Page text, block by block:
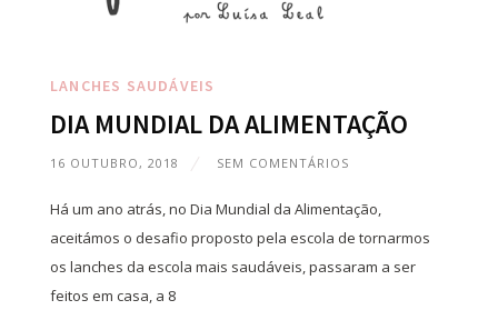
LANCHES SAUDÁVEIS
DIA MUNDIAL DA ALIMENTAÇÃO
16 OUTUBRO, 2018 SEM COMENTÁRIOS
Há um ano atrás, no Dia Mundial da Alimentação,
aceitámos o desafio proposto pela escola de tornarmos
os lanches da escola mais saudáveis, passaram a ser
feitos em casa, a 8